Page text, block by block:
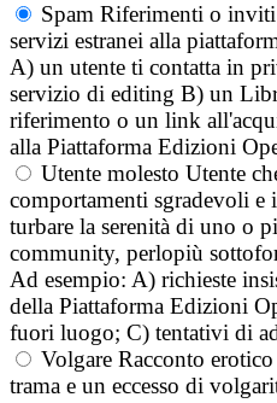
Spam Riferimenti o
servizi estranei alla
A) un utente ti contatta in
servizio di editing B) un
riferimento o un link
alla Piattaforma Edizioni
Utente molesto Utente
comportamenti sgradevoli e
turbare la serenità di uno o
community, perlopiù
Ad esempio: A) richieste
della Piattaforma Edizioni
fuori luogo; C) tentativi di
Volgare Racconto
trama e un eccesso di